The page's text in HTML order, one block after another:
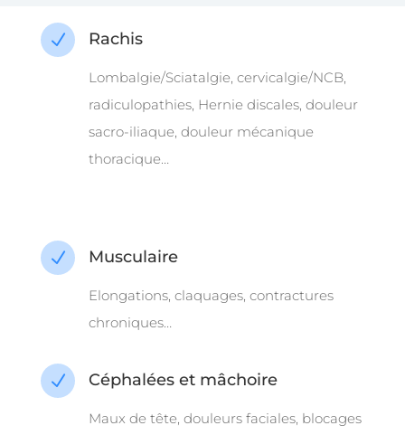
N Rachis
Lombalgie/Sciatalgie, cervicalgie/NCB,
radiculopathies, Hernie discales, douleur
sacro-iliaque, douleur mécanique
thoracique…
N Musculaire
Elongations, claquages, contractures
chroniques…
N Céphalées et mâchoire
Maux de tête, douleurs faciales, blocages